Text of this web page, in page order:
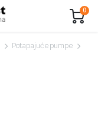
0
Potapajuće pumpe